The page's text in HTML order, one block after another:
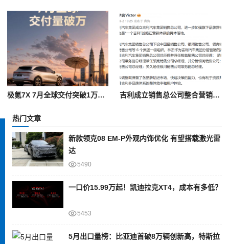
极氪7X 7月全球交付突破1万辆 累计交付近18万辆 吉利成立销售总公司整合营销 多品牌协同落地“一个吉利”战略
热门文章
新款领克08 EM-P外观内饰优化 有望搭载激光雷
达
5490
一口价15.99万起！凯迪拉克XT4，成本有多低？
5453
5月出口量榜：比亚迪首破8万辆创新高，特斯拉